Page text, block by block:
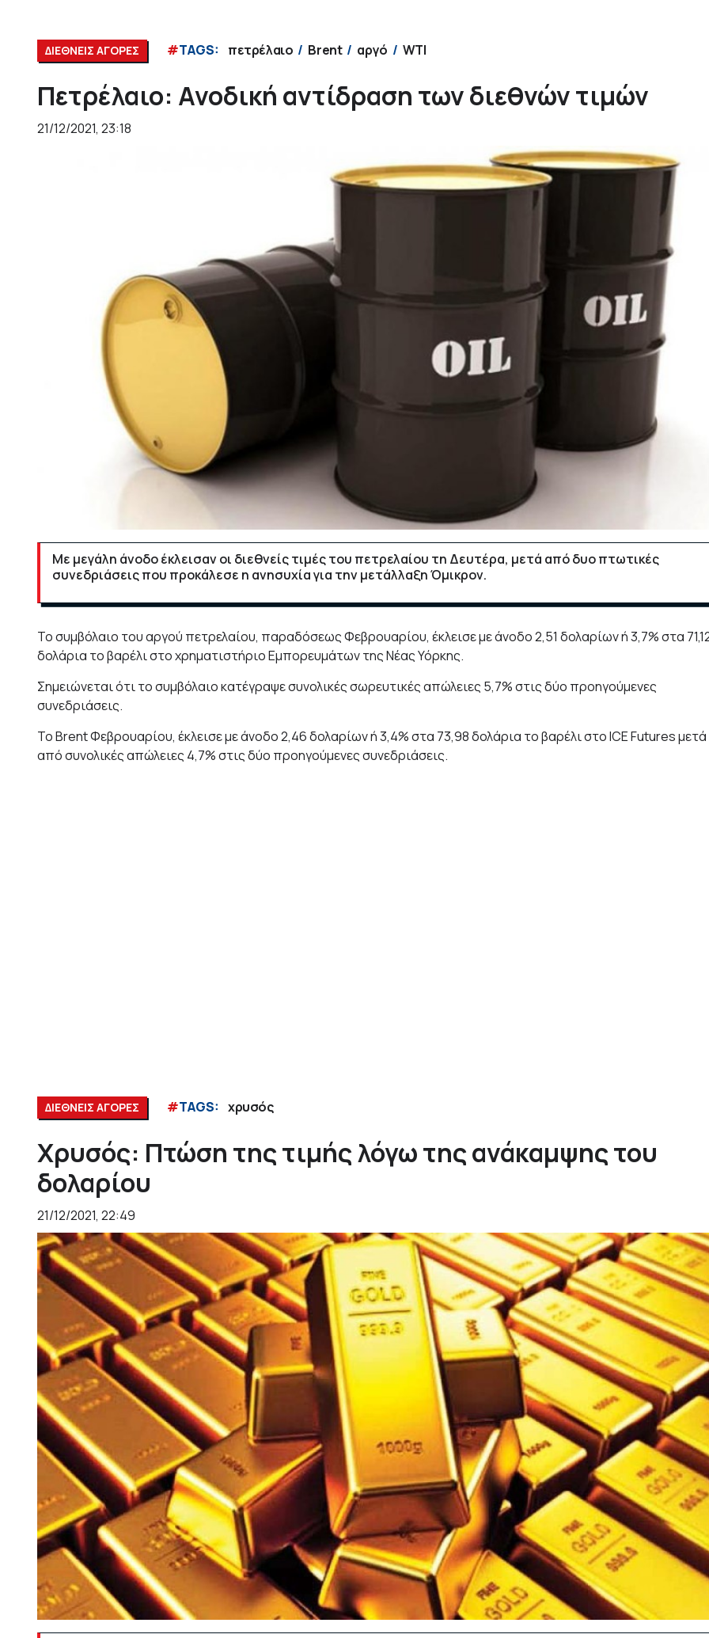
ΔΙΕΘΝΕΙΣ ΑΓΟΡΕΣ #TAGS: πετρέλαιο Brent αργό WTI
Πετρέλαιο: Ανοδική αντίδραση των διεθνών τιμών
21/12/2021, 23:18
Με μεγάλη άνοδο έκλεισαν οι διεθνείς τιμές του πετρελαίου τη Δευτέρα, μετά από δυο πτωτικές
συνεδριάσεις που προκάλεσε η ανησυχία για την μετάλλαξη Όμικρον.
Το συμβόλαιο του αργού πετρελαίου, παραδόσεως Φεβρουαρίου, έκλεισε με άνοδο 2,51 δολαρίων ή 3,7% στα
δολάρια το βαρέλι στο χρηματιστήριο Εμπορευμάτων της Νέας Υόρκης.
Σημειώνεται ότι το συμβόλαιο κατέγραψε συνολικές σωρευτικές απώλειες 5,7% στις δύο προηγούμενες
συνεδριάσεις.
Το Brent Φεβρουαρίου, έκλεισε με άνοδο 2,46 δολαρίων ή 3,4% στα 73,98 δολάρια το βαρέλι στο ICE Futures μετά
από συνολικές απώλειες 4,7% στις δύο προηγούμενες συνεδριάσεις.
ΔΙΕΘΝΕΙΣ ΑΓΟΡΕΣ #TAGS: χρυσός
Χρυσός: Πτώση της τιμής λόγω της ανάκαμψης του
δολαρίου
21/12/2021, 22:49